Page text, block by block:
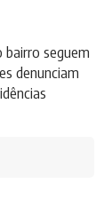
bairro seguem
denunciam